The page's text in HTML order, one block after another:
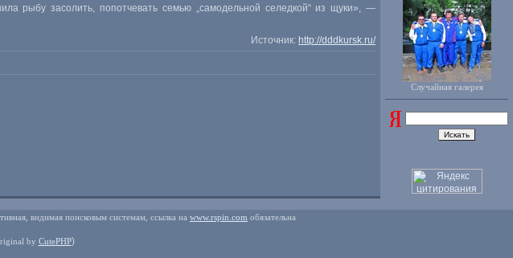
рыбу засолить, попотчевать семью „самодельной селедкой“ из щуки», —
Источник: http://dddkursk.ru/
Случайная галерея
видимая поисковым системам, ссылка на www.rspin.com обязательна
by CutePHP)